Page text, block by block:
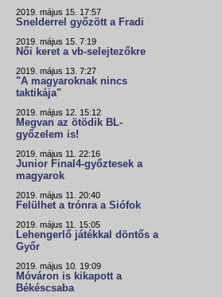
2019. május 15. 17:57
Snelderrel győzött a Fradi
2019. május 15. 7:19
Női keret a vb-selejtezőkre
2019. május 13. 7:27
"A magyaroknak nincs
taktikája"
2019. május 12. 15:12
Megvan az ötödik BL-
győzelem is!
2019. május 11. 22:16
Junior Final4-győztesek a
magyarok
2019. május 11. 20:40
Felülhet a trónra a Siófok
2019. május 11. 15:05
Lehengerlő játékkal döntős a
Győr
2019. május 10. 19:09
Móváron is kikapott a
Békéscsaba